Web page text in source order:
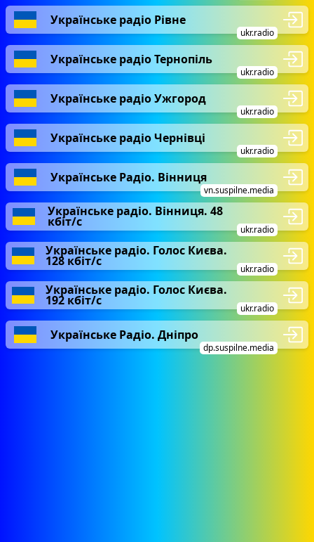
Українське радіо Рівне
ukr.radio
Українське радіо Тернопіль
ukr.radio
Українське радіо Ужгород
ukr.radio
Українське радіо Чернівці
ukr.radio
Українське Радіо. Вінниця
vn.suspilne.media
Українське радіо. Вінниця. 48
кбіт/с
ukr.radio
Українське радіо. Голос Києва.
128 кбіт/с
ukr.radio
Українське радіо. Голос Києва.
192 кбіт/с
ukr.radio
Українське Радіо. Дніпро
dp.suspilne.media